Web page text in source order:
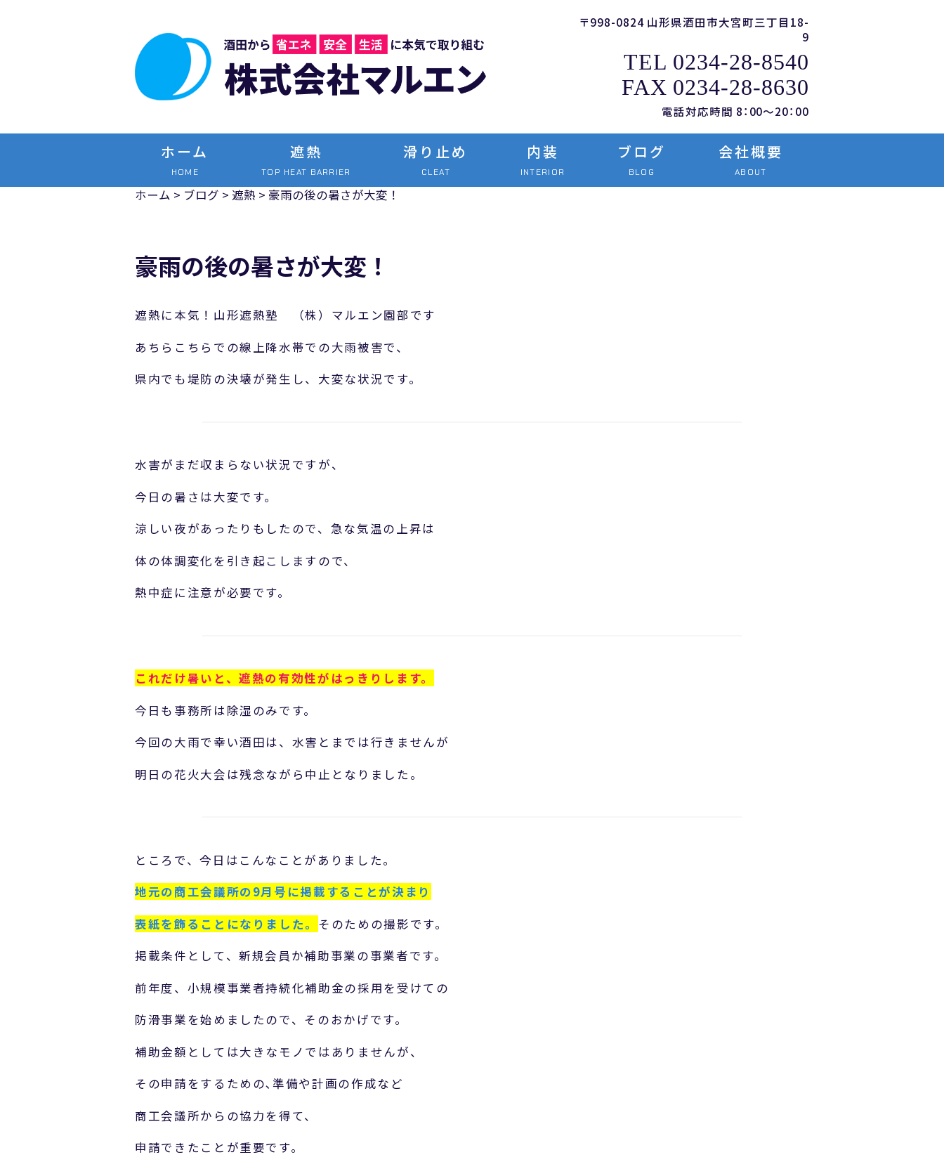
〒998-0824 山形県酒田市大宮町三丁目18-
9
TEL 0234-28-8540
FAX 0234-28-8630
電話対応時間 8：00～20：00
ホーム
HOME
遮熱
TOP HEAT BARRIER
滑り止め
CLEAT
内装
INTERIOR
ブログ
BLOG
会社概要
ABOUT
ホーム > ブログ > 遮熱 > 豪雨の後の暑さが大変！
豪雨の後の暑さが大変！
遮熱に本気！山形遮熱塾 （株）マルエン園部です
あちらこちらでの線上降水帯での大雨被害で、
県内でも堤防の決壊が発生し、大変な状況です。
水害がまだ収まらない状況ですが、
今日の暑さは大変です。
涼しい夜があったりもしたので、急な気温の上昇は
体の体調変化を引き起こしますので、
熱中症に注意が必要です。
これだけ暑いと、遮熱の有効性がはっきりします。
今日も事務所は除湿のみです。
今回の大雨で幸い酒田は、水害とまでは行きませんが
明日の花火大会は残念ながら中止となりました。
ところで、今日はこんなことがありました。
地元の商工会議所の9月号に掲載することが決まり
表紙を飾ることになりました。 そのための撮影です。
掲載条件として、新規会員か補助事業の事業者です。
前年度、小規模事業者持続化補助金の採用を受けての
防滑事業を始めましたので、そのおかげです。
補助金額としては大きなモノではありませんが、
その申請をするための､準備や計画の作成など
商工会議所からの協力を得て、
申請できたことが重要です。